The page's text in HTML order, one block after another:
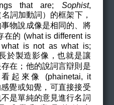
that are; Sophist,
詞加動詞）的框架下，
物說成像是相同的、將
的 (what is different is
is not as what is;
於製造影像，也就是讓
在；他的說詞言辯則是
起來像 (phainetai, it
覺或知覺，可直接接受
是單純的意見進行名詞